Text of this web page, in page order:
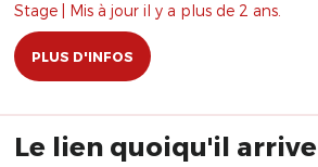
Stage | Mis à jour il y a plus de 2 ans.
PLUS D'INFOS
Le lien quoiqu'il arrive